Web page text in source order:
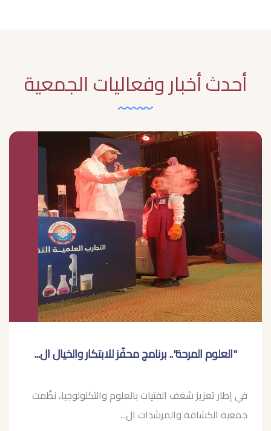
أحدث أخبار وفعاليات الجمعية
"العلوم المرحة".. برنامج محفّز للابتكار والخيال ال...
في إطار تعزيز شغف الفتيات بالعلوم والتكنولوجيا، نظّمت
جمعية الكشافة والمرشدات ال...